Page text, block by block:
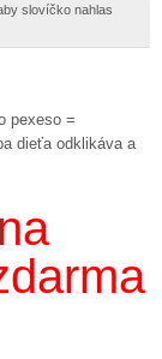
slovíčko nahlas
pexeso =
dieťa odklikáva a